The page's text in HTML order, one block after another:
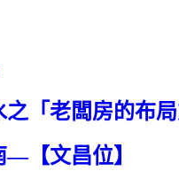
「老闆房的布局
【文昌位】